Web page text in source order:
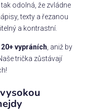
tak odolná, že zvládne
texty a řezanou
a kontrastní.
vypráních , aniž by
trička zůstávají